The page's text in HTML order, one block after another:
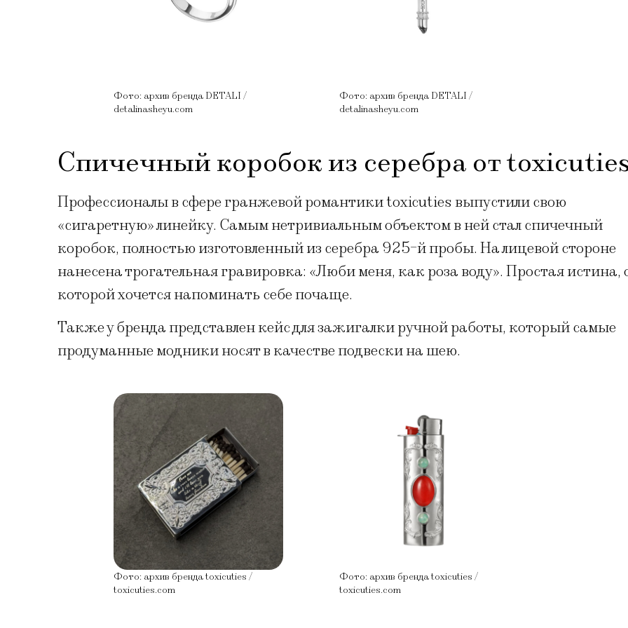
Фото: архив бренда DETALI /
detalinasheyu.com
Фото: архив бренда DETALI /
detalinasheyu.com
Спичечный коробок из серебра от
Профессионалы в сфере гранжевой романтики toxicuties выпустили свою
«сигаретную» линейку. Самым нетривиальным объектом в ней стал спичечный
коробок, полностью изготовленный из серебра 925-й пробы. На лицевой стороне
нанесена трогательная гравировка: «Люби меня, как роза воду». Простая истина,
которой хочется напоминать себе почаще.
Также у бренда представлен кейс для зажигалки ручной работы, который самые
продуманные модники носят в качестве подвески на шею.
Фото: архив бренда toxicuties /
toxicuties.com
Фото: архив бренда toxicuties /
toxicuties.com